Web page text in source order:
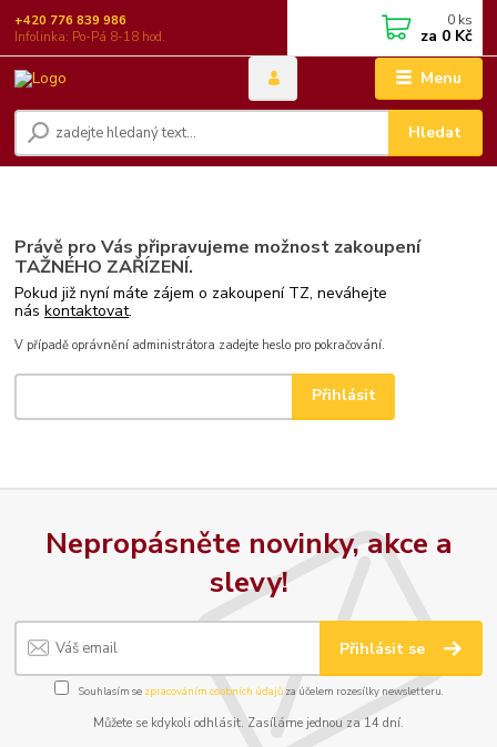
Menu
Hledat
+420 776 839 986
Infolinka: Po-Pá 8-18 hod.
0 ks
za 0 Kč
Právě pro Vás připravujeme možnost zakoupení
TAŽNÉHO ZAŘÍZENÍ.
Pokud již nyní máte zájem o zakoupení TZ, neváhejte
náskontaktovat.
V případě oprávnění administrátora zadejte heslo pro pokračování.
Nepropásněte novinky, akce a
slevy!
Přihlásit se
Souhlasím se zpracováním osobních údajůza účelem rozesílky newsletteru.
Můžete se kdykoli odhlásit. Zasíláme jednou za 14 dní.